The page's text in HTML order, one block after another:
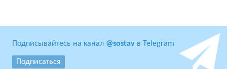
Подписывайтесь на канал @sostav в Telegram
Подписаться